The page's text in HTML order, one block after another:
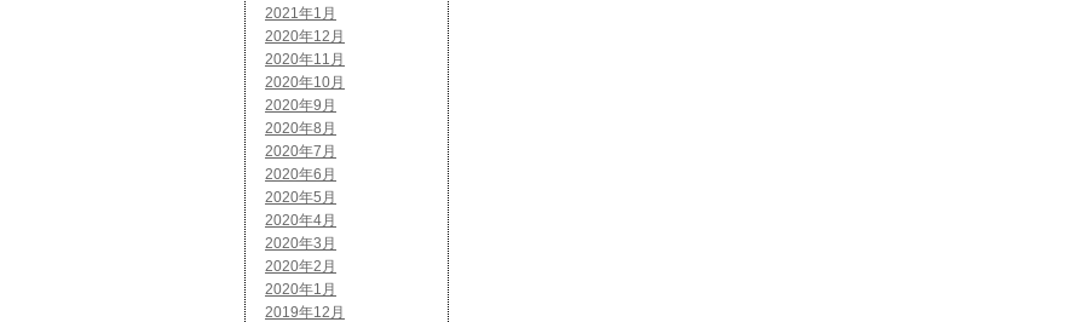
2021年1月
2020年12月
2020年11月
2020年10月
2020年9月
2020年8月
2020年7月
2020年6月
2020年5月
2020年4月
2020年3月
2020年2月
2020年1月
2019年12月